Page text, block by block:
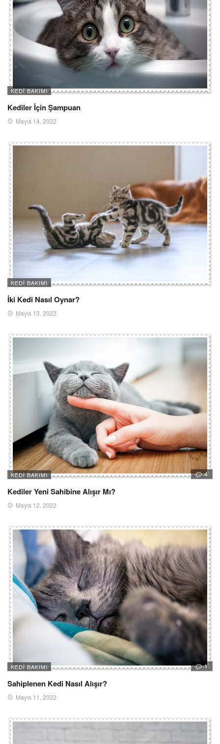
KEDI BAKIMI
Kediler İçin Şampuan
Mayıs 14, 2022
KEDI BAKIMI
İki Kedi Nasıl Oynar?
Mayıs 13, 2022
KEDI BAKIMI 4
Kediler Yeni Sahibine Alışır Mı?
Mayıs 12, 2022
KEDI BAKIMI 1
Sahiplenen Kedi Nasıl Alışır?
Mayıs 11, 2022